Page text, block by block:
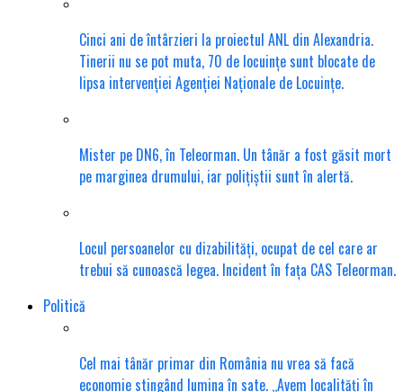
Cinci ani de întârzieri la proiectul ANL din Alexandria.
Tinerii nu se pot muta, 70 de locuințe sunt blocate de
lipsa intervenției Agenției Naționale de Locuințe.
Mister pe DN6, în Teleorman. Un tânăr a fost găsit mort
pe marginea drumului, iar polițiștii sunt în alertă.
Locul persoanelor cu dizabilități, ocupat de cel care ar
trebui să cunoască legea. Incident în fața CAS Teleorman.
Politică
Cel mai tânăr primar din România nu vrea să facă
economie stingând lumina în sate. „Avem localități în